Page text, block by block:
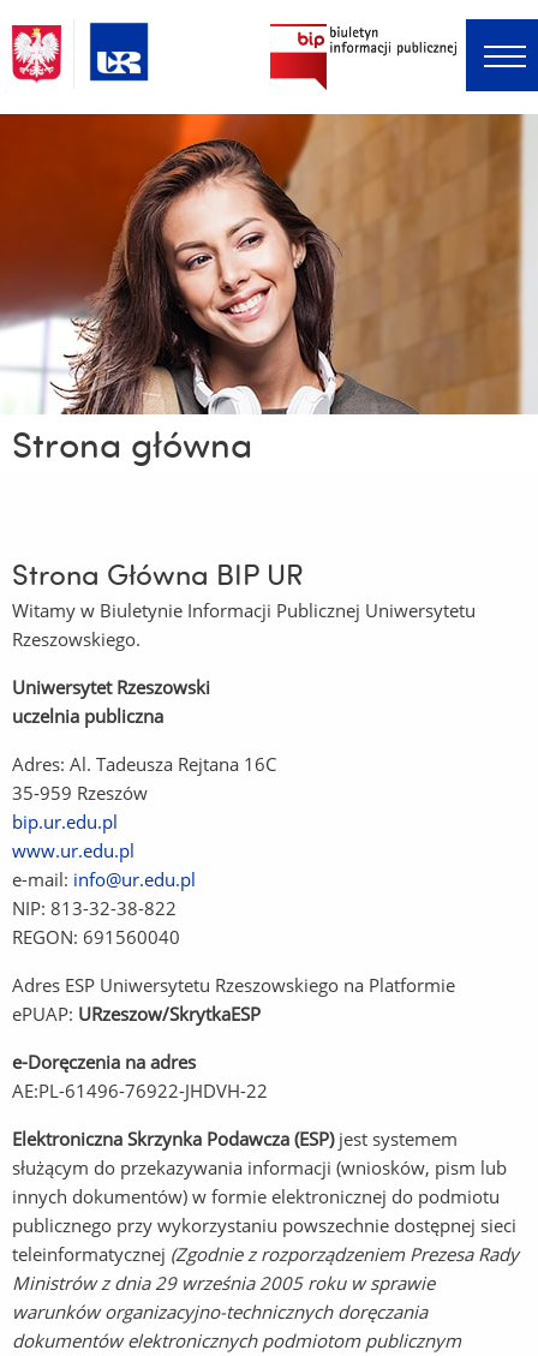
Strona główna
Strona Główna BIP UR
Witamy w Biuletynie Informacji Publicznej Uniwersytetu
Rzeszowskiego.
Uniwersytet Rzeszowski
uczelnia publiczna
Adres: Al. Tadeusza Rejtana 16C
35-959 Rzeszów
bip.ur.edu.pl
www.ur.edu.pl
do
innej
strony)
e-mail: info@ur.edu.pl
NIP: 813-32-38-822
REGON: 691560040
Adres ESP Uniwersytetu Rzeszowskiego na Platformie
ePUAP: URzeszow/SkrytkaESP
e-Doręczenia na adres
AE:PL-61496-76922-JHDVH-22
Elektroniczna Skrzynka Podawcza (ESP)jest systemem
służącym do przekazywania informacji (wniosków, pism lub
innych dokumentów) w formie elektronicznej do podmiotu
publicznego przy wykorzystaniu powszechnie dostępnej sieci
teleinformatycznej (Zgodnie z rozporządzeniem Prezesa Rady
Ministrów z dnia 29 września 2005 roku w sprawie
warunków organizacyjno-technicznych doręczania
dokumentów elektronicznych podmiotom publicznym